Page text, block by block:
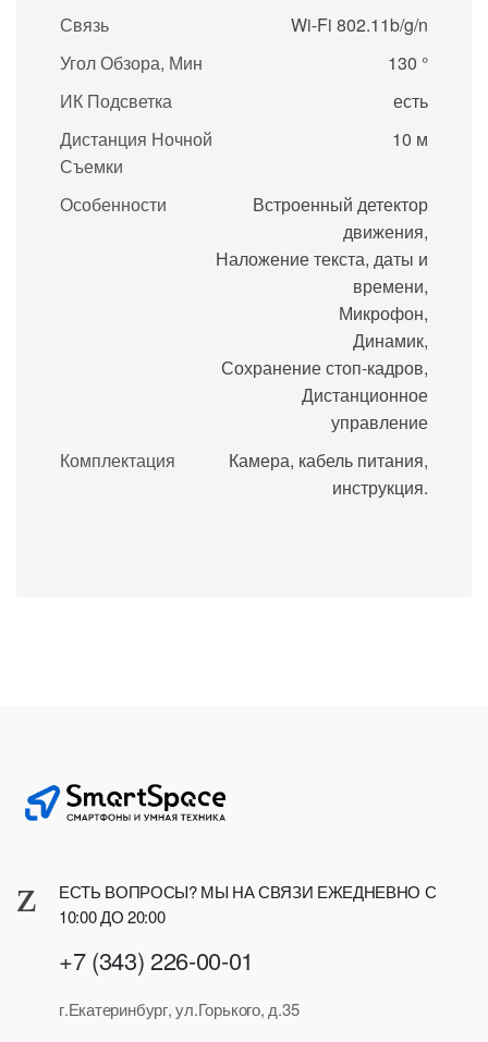
Связь
Wi-Fi 802.11b/g/n
Угол Обзора, Мин
130 °
ИК Подсветка
есть
Дистанция Ночной
Съемки
10 м
Особенности
Встроенный детектор
движения,
Наложение текста, даты и
времени,
Микрофон,
Динамик,
Сохранение стоп-кадров,
Дистанционное
управление
Комплектация
Камера, кабель питания,
инструкция.
ЕСТЬ ВОПРОСЫ? МЫ НА СВЯЗИ ЕЖЕДНЕВНО С
10:00 ДО 20:00
+7 (343) 226-00-01
г.Екатеринбург, ул.Горького, д.35